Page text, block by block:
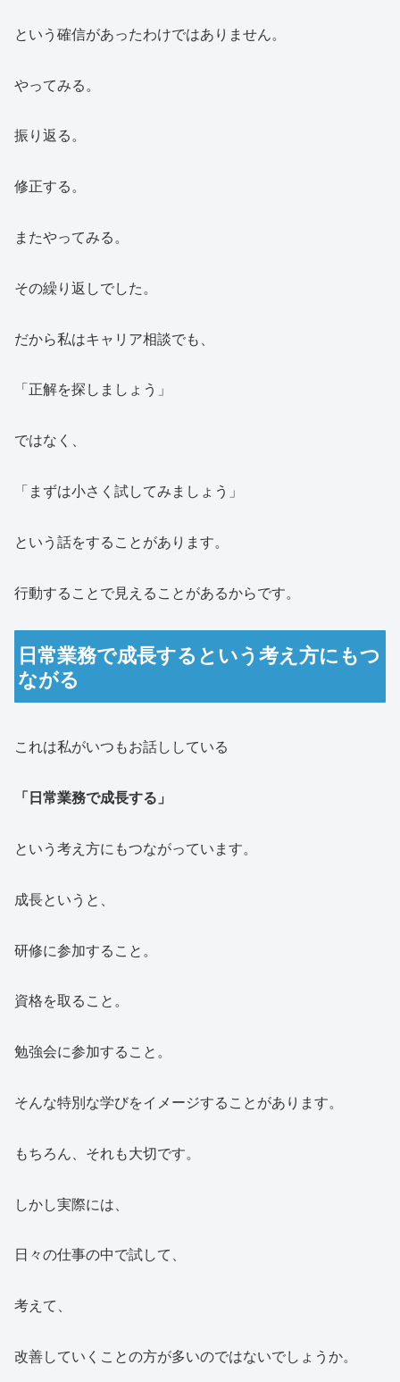
という確信があったわけではありません。
やってみる。
振り返る。
修正する。
またやってみる。
その繰り返しでした。
だから私はキャリア相談でも、
「正解を探しましょう」
ではなく、
「まずは小さく試してみましょう」
という話をすることがあります。
行動することで見えることがあるからです。
日常業務で成長するという考え方にもつ
ながる
これは私がいつもお話ししている
「日常業務で成長する」
という考え方にもつながっています。
成長というと、
研修に参加すること。
資格を取ること。
勉強会に参加すること。
そんな特別な学びをイメージすることがあります。
もちろん、それも大切です。
しかし実際には、
日々の仕事の中で試して、
考えて、
改善していくことの方が多いのではないでしょうか。